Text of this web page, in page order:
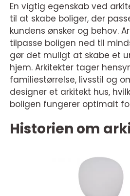
En vigtig egenskab ved
til at skabe boliger, der
kundens ønsker og behov.
tilpasse boligen ned til
gør det muligt at skabe et
hjem. Arkitekter tager
familiestørrelse, livsstil og
designer et arkitekt hus,
boligen fungerer optimalt
Historien om